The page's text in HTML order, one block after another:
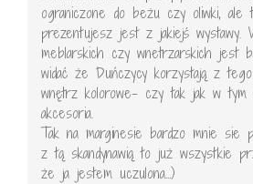
ograniczone do beżu czy oliwki,
prezentujesz jest z jakiejś wystawy.
meblarskich czy wnetrzarskich jest
widać że Duńczycy korzystają z
wnętrz kolorowe- czy tak jak w tym
akcesoria.
Tak na marginesie bardzo mnie sie
z tą skandynawią to już wszystkie
że ja jestem uczulona…)